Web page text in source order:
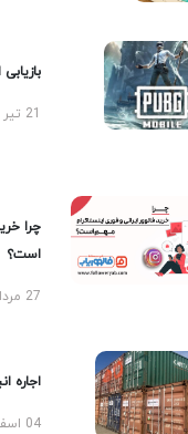
چرا
است؟
27 مرداد 1404
اجاره
04 اسفند 1404